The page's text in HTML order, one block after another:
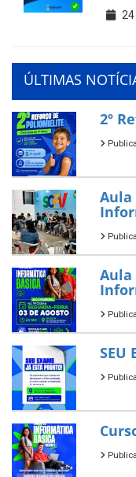
ÚLTIMAS
2º
Aula
Aula
SEU